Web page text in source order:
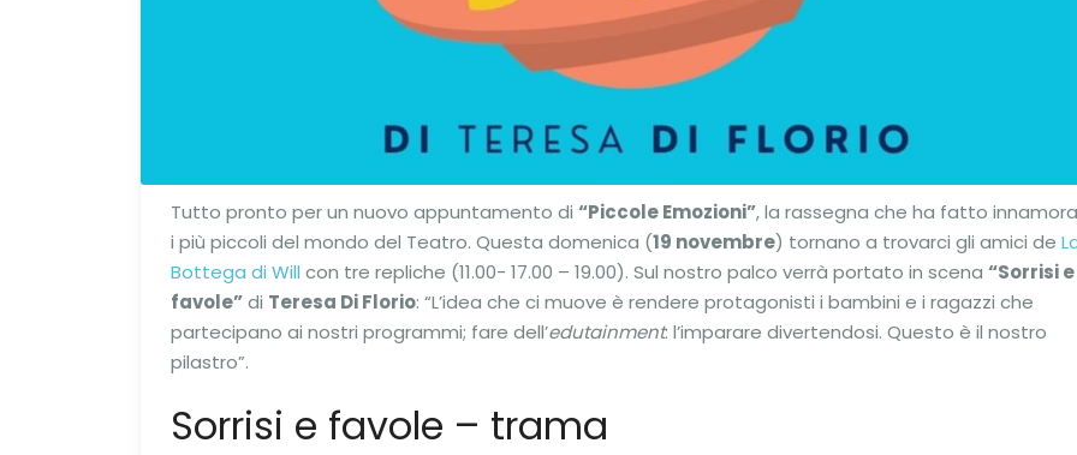
Tutto pronto per un nuovo appuntamento di “Piccole Emozioni”, la rassegna che ha fatto
i più piccoli del mondo del Teatro. Questa domenica (19 novembre) tornano a trovarci gli amici de
Bottega di Will con tre repliche (11.00- 17.00 – 19.00). Sul nostro palco verrà portato in scena “Sorrisi e
favole”di Teresa Di Florio: “L’idea che ci muove è rendere protagonisti i bambini e i ragazzi che
partecipano ai nostri programmi; fare dell’edutainment: l’imparare divertendosi. Questo è il nostro
pilastro”.
Sorrisi e favole – trama